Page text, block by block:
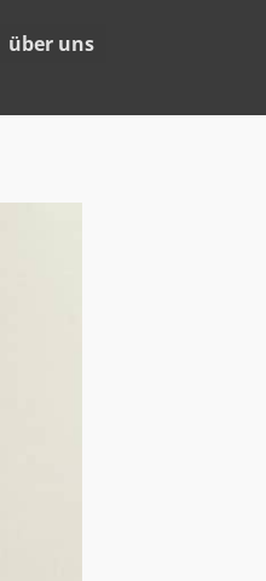
über uns